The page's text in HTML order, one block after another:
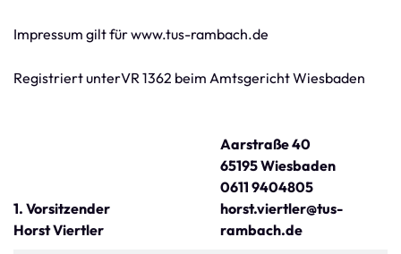
Impressum gilt für www.tus-rambach.de
Registriert unterVR 1362 beim Amtsgericht Wiesbaden
1. Vorsitzender
Horst Viertler
Aarstraße 40
65195 Wiesbaden
0611 9404805
horst.viertler@tus-
rambach.de